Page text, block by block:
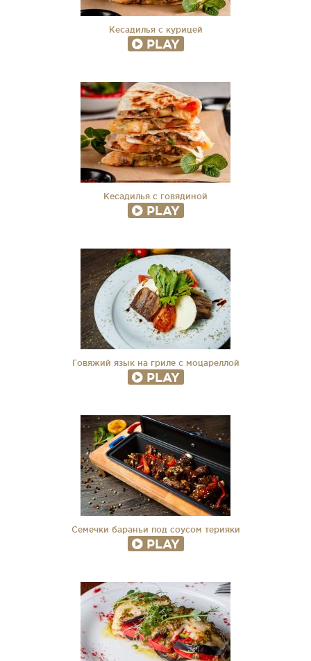
Кесадилья с курицей
PLAY
Кесадилья с говядиной
PLAY
Говяжий язык на гриле с моцареллой
PLAY
Семечки бараньи под соусом терияки
PLAY